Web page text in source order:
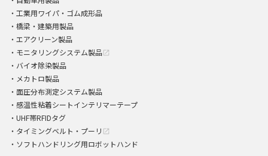
工業用ワイパ・ゴム成形品
橋梁・建築用製品
エアクリーン製品
モニタリングシステム製品 open_in_new
バイオ除染製品
メカトロ製品
面圧分布測定システム製品
感温性粘着シートインテリマーテープ
UHF帯RFIDタグ
タイミングベルト・プーリ open_in_new
ソフトハンドリング用ロボットハンド